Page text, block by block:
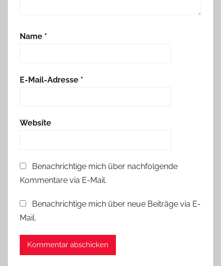
Name *
E-Mail-Adresse *
Website
Benachrichtige mich über nachfolgende
Kommentare via E-Mail.
Benachrichtige mich über neue Beiträge via E-
Mail.